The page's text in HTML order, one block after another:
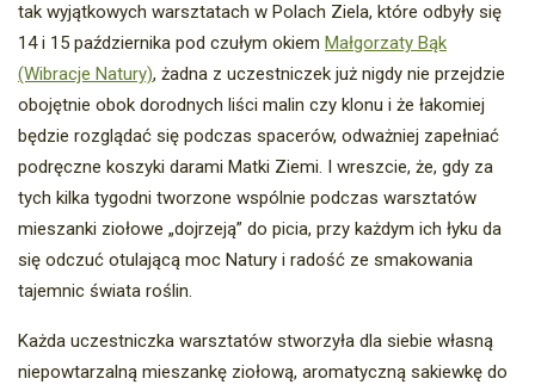
tak wyjątkowych warsztatach w Polach Ziela, które odbyły się
14 i 15 października pod czułym okiem Małgorzaty Bąk
(Wibracje Natury), żadna z uczestniczek już nigdy nie przejdzie
obojętnie obok dorodnych liści malin czy klonu i że łakomiej
będzie rozglądać się podczas spacerów, odważniej zapełniać
podręczne koszyki darami Matki Ziemi. I wreszcie, że, gdy za
tych kilka tygodni tworzone wspólnie podczas warsztatów
mieszanki ziołowe „dojrzeją” do picia, przy każdym ich łyku da
się odczuć otulającą moc Natury i radość ze smakowania
tajemnic świata roślin.
Każda uczestniczka warsztatów stworzyła dla siebie własną
niepowtarzalną mieszankę ziołową, aromatyczną sakiewkę do